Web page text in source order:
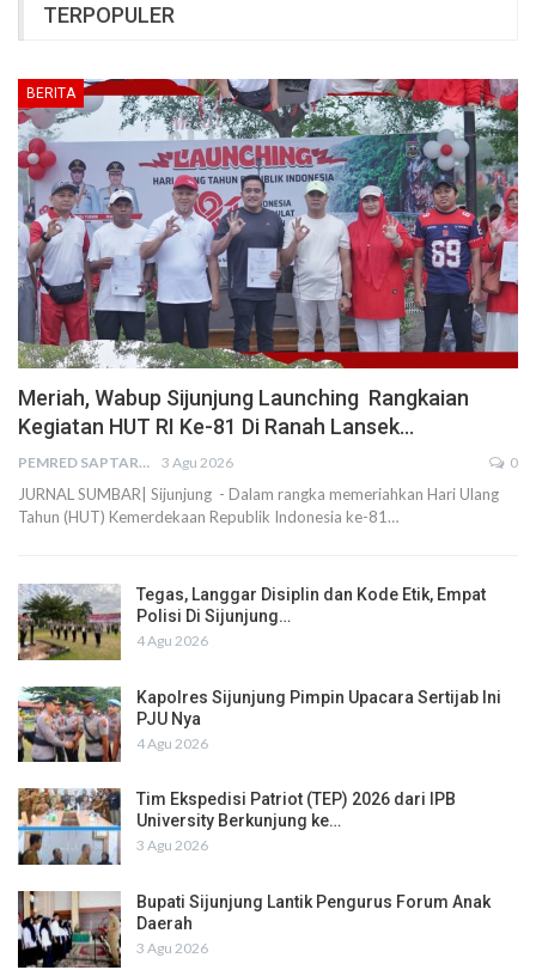
TERPOPULER
BERITA
Meriah, Wabup Sijunjung Launching Rangkaian
Kegiatan HUT RI Ke-81 Di Ranah Lansek…
PEMRED SAPTARIUS 3 Agu 2026 0
JURNAL SUMBAR| Sijunjung - Dalam rangka memeriahkan Hari Ulang
Tahun (HUT) Kemerdekaan Republik Indonesia ke-81…
Tegas, Langgar Disiplin dan Kode Etik, Empat
Polisi Di Sijunjung…
4 Agu 2026
Kapolres Sijunjung Pimpin Upacara Sertijab Ini
PJU Nya
4 Agu 2026
Tim Ekspedisi Patriot (TEP) 2026 dari IPB
University Berkunjung ke…
3 Agu 2026
Bupati Sijunjung Lantik Pengurus Forum Anak
Daerah
3 Agu 2026